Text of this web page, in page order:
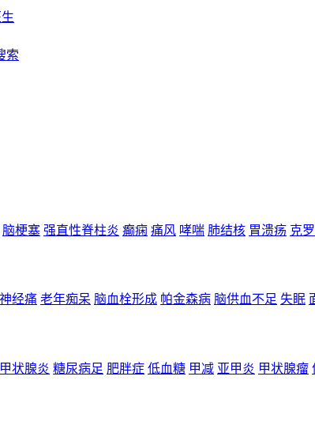
索
脑梗塞 强直性脊柱炎 癫痫 痛风 哮喘 肺结核 胃溃疡 克
经痛 老年痴呆 脑血栓形成 帕金森病 脑供血不足 失眠
甲状腺炎 糖尿病足 肥胖症 低血糖 甲减 亚甲炎 甲状腺瘤